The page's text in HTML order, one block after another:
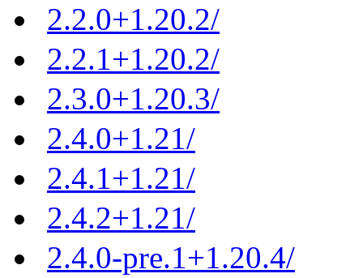
2.2.0+1.20.2/
2.2.1+1.20.2/
2.3.0+1.20.3/
2.4.0+1.21/
2.4.1+1.21/
2.4.2+1.21/
2.4.0-pre.1+1.20.4/